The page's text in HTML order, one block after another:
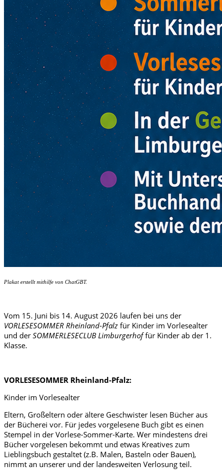
Plakat erstellt mithilfe von ChatGBT.
Vom 15. Juni bis 14. August 2026 laufen bei uns der
VORLESESOMMER Rheinland-Pfalz für Kinder im Vorlesealter
und der SOMMERLESECLUB Limburgerhoffür Kinder ab der 1.
Klasse.
VORLESESOMMER Rheinland-Pfalz:
Kinder im Vorlesealter
Eltern, Großeltern oder ältere Geschwister lesen Bücher aus
der Bücherei vor. Für jedes vorgelesene Buch gibt es einen
Stempel in der Vorlese-Sommer-Karte. Wer mindestens drei
Bücher vorgelesen bekommt und etwas Kreatives zum
Lieblingsbuch gestaltet (z.B. Malen, Basteln oder Bauen),
nimmt an unserer und der landesweiten Verlosung teil.